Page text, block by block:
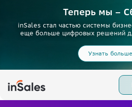
Теперь мы –
inSales стал частью системы
еще больше цифровых решений
Узнать больше